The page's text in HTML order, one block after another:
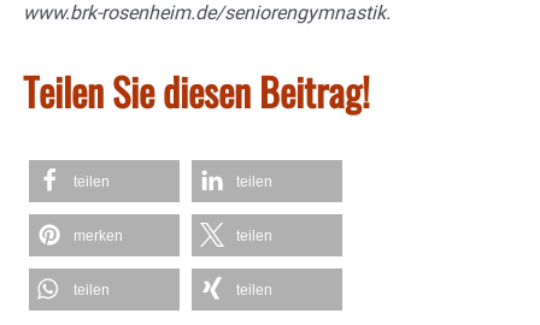
www.brk-rosenheim.de/seniorengymnastik.
Teilen Sie diesen Beitrag!
teilen teilen
merken teilen
teilen teilen